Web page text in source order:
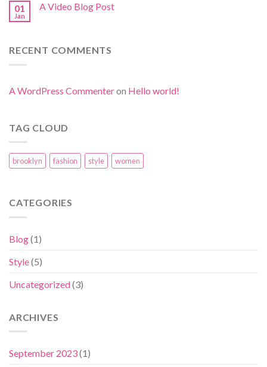
01
Jan
A Video Blog Post
RECENT COMMENTS
A WordPress Commenteron Hello world!
TAG CLOUD
brooklyn fashion style women
CATEGORIES
Blog(1)
Style(5)
Uncategorized(3)
ARCHIVES
September 2023(1)